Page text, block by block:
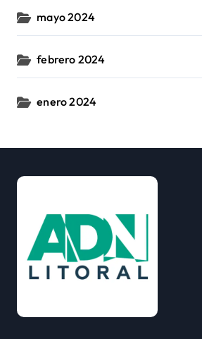
mayo 2024
febrero 2024
enero 2024